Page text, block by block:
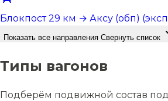
Блокпост 29 км → Аксу (обп)
Показать все направления Свернуть список
Типы вагонов
Подберём подвижной состав